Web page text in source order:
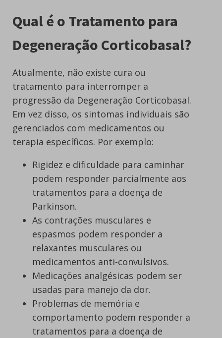
Qual é o Tratamento para
Degeneração Corticobasal?
Atualmente, não existe cura ou
tratamento para interromper a
progressão da Degeneração Corticobasal.
Em vez disso, os sintomas individuais são
gerenciados com medicamentos ou
terapia específicos. Por exemplo:
Rigidez e dificuldade para caminhar
podem responder parcialmente aos
tratamentos para a doença de
Parkinson.
As contrações musculares e
espasmos podem responder a
relaxantes musculares ou
medicamentos anti-convulsivos.
Medicações analgésicas podem ser
usadas para manejo da dor.
Problemas de memória e
comportamento podem responder a
tratamentos para a doença de